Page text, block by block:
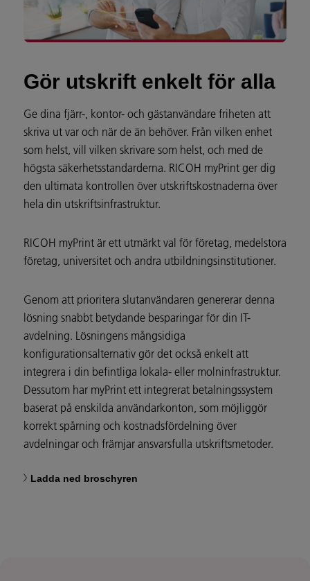
Gör utskrift enkelt för alla
Ge dina fjärr-, kontor- och gästanvändare friheten att
skriva ut var och när de än behöver. Från vilken enhet
som helst, vill vilken skrivare som helst, och med de
högsta säkerhetsstandarderna. RICOH myPrint ger dig
den ultimata kontrollen över utskriftskostnaderna över
hela din utskriftsinfrastruktur.
RICOH myPrint är ett utmärkt val för företag, medelstora
företag, universitet och andra utbildningsinstitutioner.
Genom att prioritera slutanvändaren genererar denna
lösning snabbt betydande besparingar för din IT-
avdelning. Lösningens mångsidiga
konfigurationsalternativ gör det också enkelt att
integrera i din befintliga lokala- eller molninfrastruktur.
Dessutom har myPrint ett integrerat betalningssystem
baserat på enskilda användarkonton, som möjliggör
korrekt spårning och kostnadsfördelning över
avdelningar och främjar ansvarsfulla utskriftsmetoder.
Ladda ned broschyren